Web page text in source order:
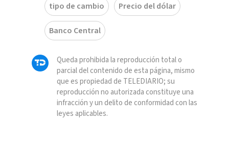
tipo de cambio Precio del dólar
Banco Central
Queda prohibida la reproducción total o
parcial del contenido de esta página, mismo
que es propiedad de TELEDIARIO; su
reproducción no autorizada constituye una
infracción y un delito de conformidad con las
leyes aplicables.